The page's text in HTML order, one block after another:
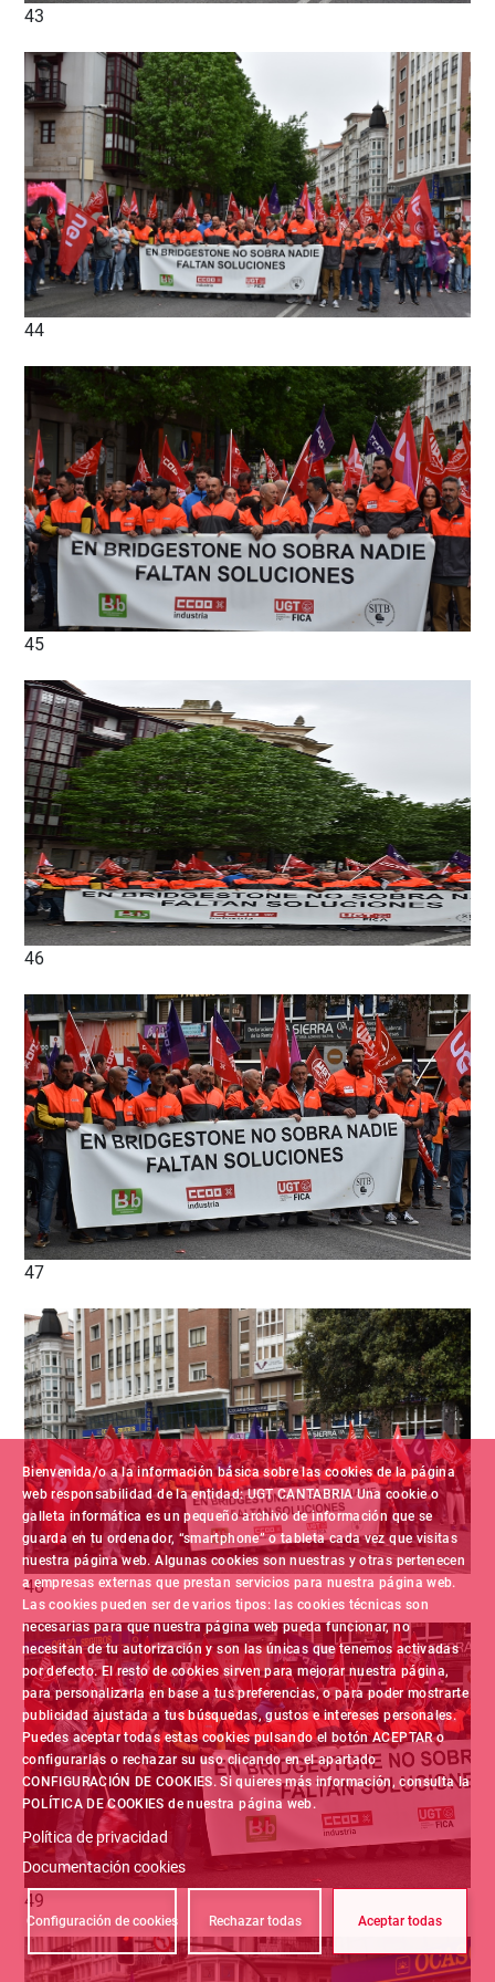
Bienvenida/o a la información básica sobre las cookies de la página
web responsabilidad de la entidad: UGT CANTABRIA Una cookie o
galleta informática es un pequeño archivo de información que se
guarda en tu ordenador, “smartphone” o tableta cada vez que visitas
nuestra página web. Algunas cookies son nuestras y otras pertenecen
a empresas externas que prestan servicios para nuestra página web.
Las cookies pueden ser de varios tipos: las cookies técnicas son
necesarias para que nuestra página web pueda funcionar, no
necesitan de tu autorización y son las únicas que tenemos activadas
por defecto. El resto de cookies sirven para mejorar nuestra página,
para personalizarla en base a tus preferencias, o para poder mostrarte
publicidad ajustada a tus búsquedas, gustos e intereses personales.
Puedes aceptar todas estas cookies pulsando el botón ACEPTAR o
configurarlas o rechazar su uso clicando en el apartado
CONFIGURACIÓN DE COOKIES. Si quieres más información, consulta la
POLÍTICA DE COOKIES de nuestra página web.
Política de privacidad
Documentación cookies
Configuración de cookies Rechazar todas Aceptar todas
43
44
45
46
47
48
49